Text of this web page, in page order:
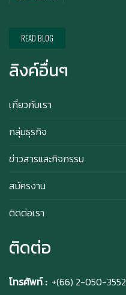
2569!
READ BLOG
ลิงค์อื่นๆ
เกี่ยวกับเรา
กลุ่มธุรกิจ
ข่าวสารและกิจกรรม
สมัครงาน
ติดต่อเรา
ติดต่อ
โทรศัพท์ : +(66) 2-050-3552